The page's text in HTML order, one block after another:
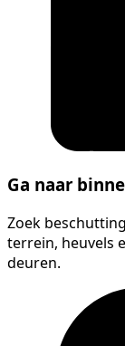
Ga naar
Zoek
terrein, heuvels
deuren.